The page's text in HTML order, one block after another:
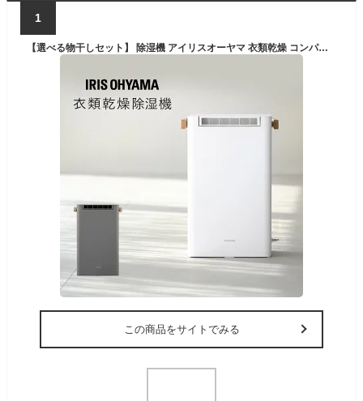
1
【選べる物干しセット】 除湿機 アイリスオーヤマ 衣類乾燥 コンパクト デシカント式 小型 2.4L/日 低騒音 下向きルーバー 室内物干し 折りたたみ 洗濯物干し 部屋干し 梅雨 一人暮らし 除湿器 IJD-P20 STMX-920 *
この商品をサイトでみる